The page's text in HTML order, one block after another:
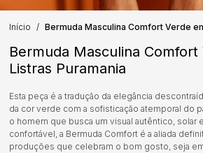
Início Bermuda Masculina Comfort Verde
Bermuda Masculina Comfort
Listras Puramania
Esta peça é a tradução da elegância
da cor verde com a sofisticação atemporal do
o homem que busca um visual autêntico, solar
confortável, a Bermuda Comfort é a aliada
produções que celebram o bom gosto, seja